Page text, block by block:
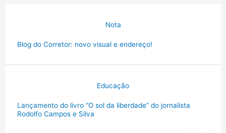
Nota
Blog do Corretor: novo visual e endereço!
Educação
Lançamento do livro “O sol da liberdade” do jornalista
Rodolfo Campos e Silva